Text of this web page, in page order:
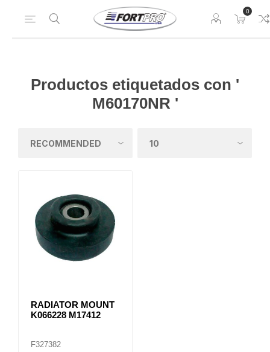
0
Productos etiquetados con '
M60170NR '
RADIATOR MOUNT
K066228 M17412
F327382